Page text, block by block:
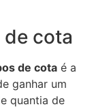
cota
de cota é a
ganhar um
quantia de